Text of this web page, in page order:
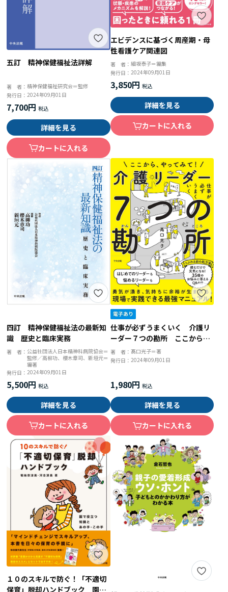
五訂 精神保健福祉法詳解
著 者：精神保健福祉研究会＝監修
発行日：2024年09月01日
7,700円
詳細を見る
カートに入れる
エビデンスに基づく周産期・母
性看護ケア関連図
著 者： 細坂泰子＝編集
発行日： 2024年09月01日
3,850円
詳細を見る
カートに入れる
四訂 精神保健福祉法の最新知
識 歴史と臨床実務
著 者：公益社団法人日本精神科病院協会＝
監修／高柳功、櫻木章司、新垣元＝
編著
発行日：2024年09月01日
5,500円
詳細を見る
カートに入れる
仕事が必ずうまくいく 介護リ
ーダー７つの勘所 ここから、
やってみて！
著 者： 髙口光子＝著
発行日： 2024年09月01日
1,980円
詳細を見る
カートに入れる
１０のスキルで防ぐ！「不適切
保育」脱却ハンドブック 園で